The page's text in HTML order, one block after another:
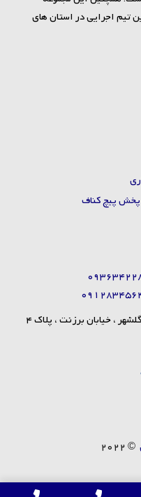
تیم اجرایی در استان های
پخش پیچ کناف
© 2022